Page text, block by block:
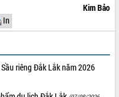
Kim Bảo
In
riêng Đắk Lắk năm 2026